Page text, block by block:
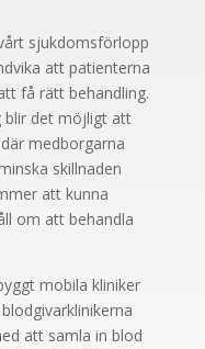
sjukdomsförlopp
att patienterna
få rätt behandling.
blir det möjligt att
medborgarna
skillnaden
att kunna
om att behandla
mobila kliniker
att samla in blod